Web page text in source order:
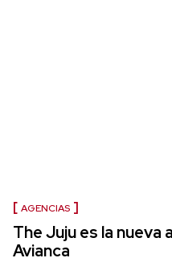
AGENCIAS
The Juju es la nueva
Avianca